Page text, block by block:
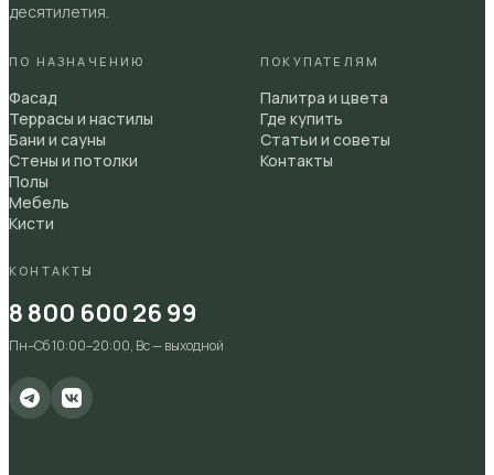
десятилетия.
ПО НАЗНАЧЕНИЮ
Фасад
Террасы и настилы
Бани и сауны
Стены и потолки
Полы
Мебель
Кисти
ПОКУПАТЕЛЯМ
Палитра и цвета
Где купить
Статьи и советы
Контакты
КОНТАКТЫ
8 800 600 26 99
Пн–Сб 10:00–20:00, Вс — выходной